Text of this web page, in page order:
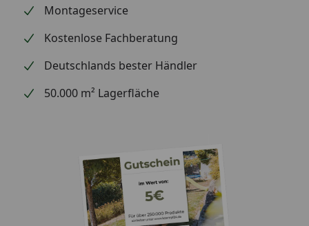
Löcher2-⌀:
Montageservice
Kostenlose Fachberatung
Deutschlands bester Händler
50.000 m² Lagerfläche